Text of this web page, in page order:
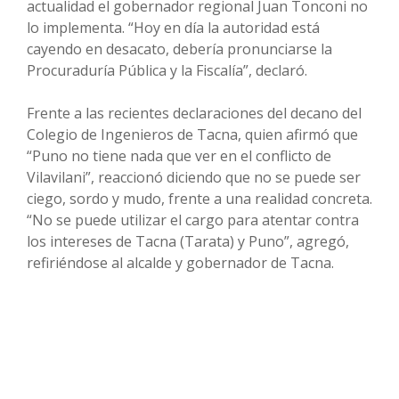
actualidad el gobernador regional Juan Tonconi no
lo implementa. “Hoy en día la autoridad está
cayendo en desacato, debería pronunciarse la
Procuraduría Pública y la Fiscalía”, declaró.
Frente a las recientes declaraciones del decano del
Colegio de Ingenieros de Tacna, quien afirmó que
“Puno no tiene nada que ver en el conflicto de
Vilavilani”, reaccionó diciendo que no se puede ser
ciego, sordo y mudo, frente a una realidad concreta.
“No se puede utilizar el cargo para atentar contra
los intereses de Tacna (Tarata) y Puno”, agregó,
refiriéndose al alcalde y gobernador de Tacna.